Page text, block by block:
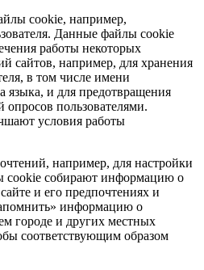
cookie, например,
Данные файлы cookie
работы некоторых
сайтов, например, для хранения
в том числе имени
языка, и для предотвращения
пользователями.
условия работы
например, для настройки
cookie собирают информацию о
и его предпочтениях и
информацию о
городе и других местных
соответствующим образом